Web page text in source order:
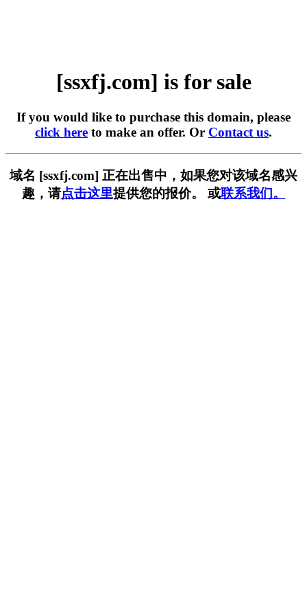
[ssxfj.com] is for sale
If you would like to purchase this domain, please
click here to make an offer. Or Contact us.
域名 [ssxfj.com] 正在出售中，如果您对该域名感兴
趣，请点击这里提供您的报价。 或联系我们。